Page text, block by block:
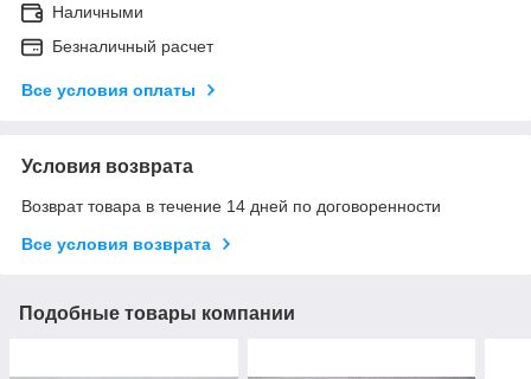
Наличными
Безналичный расчет
Все условия оплаты
Условия возврата
Возврат товара в течение 14 дней по договоренности
Все условия возврата
Подобные товары компании